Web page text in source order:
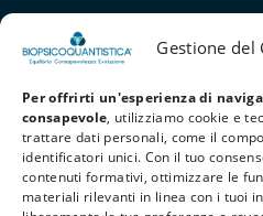
Gestione del
Per offrirti un'esperienza di
consapevole, utilizziamo cookie e
trattare dati personali, come il
identificatori unici. Con il tuo
contenuti formativi, ottimizzare le
materiali rilevanti in linea con i tuoi